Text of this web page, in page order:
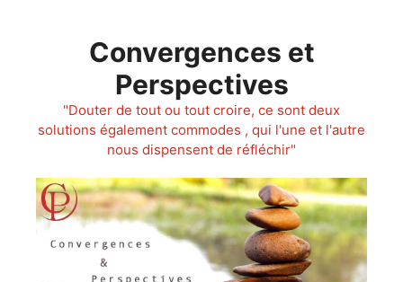
Convergences et
Perspectives
"Douter de tout ou tout croire, ce sont deux
solutions également commodes , qui l'une et l'autre
nous dispensent de réfléchir"